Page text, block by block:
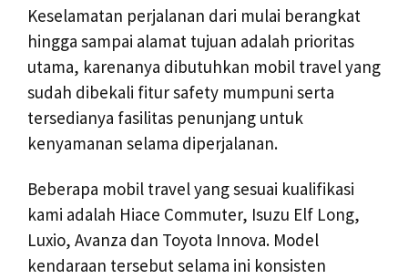
Keselamatan perjalanan dari mulai berangkat
hingga sampai alamat tujuan adalah prioritas
utama, karenanya dibutuhkan mobil travel yang
sudah dibekali fitur safety mumpuni serta
tersedianya fasilitas penunjang untuk
kenyamanan selama diperjalanan.
Beberapa mobil travel yang sesuai kualifikasi
kami adalah Hiace Commuter, Isuzu Elf Long,
Luxio, Avanza dan Toyota Innova. Model
kendaraan tersebut selama ini konsisten